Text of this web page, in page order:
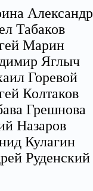
Табаков
Марин
Яглыч
Горевой
Колтаков
Грешнова
Назаров
Кулагин
Руденский